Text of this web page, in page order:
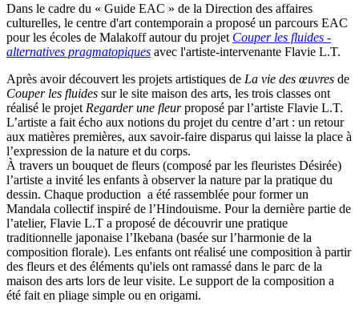
Dans le cadre du « Guide EAC » de la Direction des affaires
culturelles, le centre d'art contemporain a proposé un parcours EAC
pour les écoles de Malakoff autour du projet Couper les fluides -
alternatives pragmatopiques avec l'artiste-intervenante Flavie L.T.
Après avoir découvert les projets artistiques de La vie des œuvres de
Couper les fluides sur le site maison des arts, les trois classes ont
réalisé le projet Regarder une fleurproposé par l’artiste Flavie L.T.
L’artiste a fait écho aux notions du projet du centre d’art : un retour
aux matières premières, aux savoir-faire disparus qui laisse la place à
l’expression de la nature et du corps.
À travers un bouquet de fleurs (composé par les fleuristes Désirée)
l’artiste a invité les enfants à observer la nature par la pratique du
dessin. Chaque production a été rassemblée pour former un
Mandala collectif inspiré de l’Hindouisme. Pour la dernière partie de
l’atelier, Flavie L.T a proposé de découvrir une pratique
traditionnelle japonaise l’Ikebana (basée sur l’harmonie de la
composition florale). Les enfants ont réalisé une composition à partir
des fleurs et des éléments qu'iels ont ramassé dans le parc de la
maison des arts lors de leur visite. Le support de la composition a
été fait en pliage simple ou en origami.